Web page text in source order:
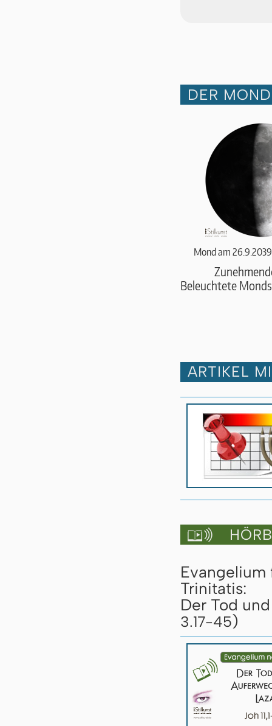
DER
Mond am
Beleuchtete
ARTIKEL

Evangelium
Trinitatis:
Der Tod
3.17-45)